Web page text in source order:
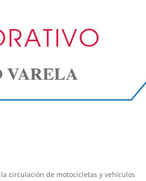
circulación de motocicletas y vehículos